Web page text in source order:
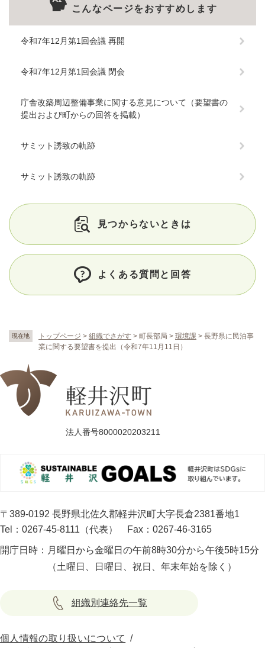
現在地 トップページ > 組織でさがす > 町長部局 > 環境課 > 長野県に民泊事
業に関する要望書を提出（令和7年11月11日）
こんなページをおすすめします
令和7年12月第1回会議 再開
令和7年12月第1回会議 閉会
庁舎改築周辺整備事業に関する意見について（要望書の
提出および町からの回答を掲載）
サミット誘致の軌跡
サミット誘致の軌跡
見つからないときは
よくある質問と回答
法人番号8000020203211
〒389-0192 長野県北佐久郡軽井沢町大字長倉2381番地1
Tel：0267-45-8111（代表）
Fax：0267-46-3165
開庁日時： 月曜日から金曜日の午前8時30分から午後5時15分
（土曜日、日曜日、祝日、年末年始を除く）
組織別連絡先一覧
個人情報の取り扱いについて